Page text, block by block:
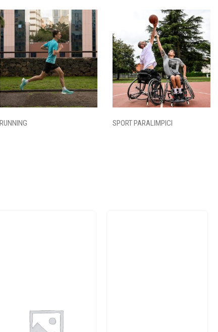
RUNNING SPORT PARALIMPICI